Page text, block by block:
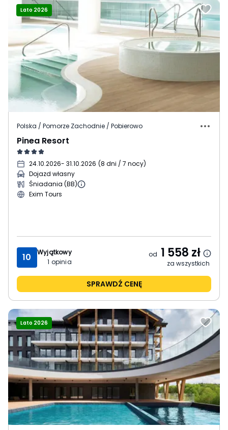
Lato 2026
Polska / Pomorze Zachodnie / Pobierowo
Pinea Resort
24.10.2026- 31.10.2026 (8 dni / 7 nocy)
Dojazd własny
Śniadania (BB)
Exim Tours
10
Wyjątkowy
1 opinia
od 1 558 zł
za wszystkich
SPRAWDŹ CENĘ
Lato 2026